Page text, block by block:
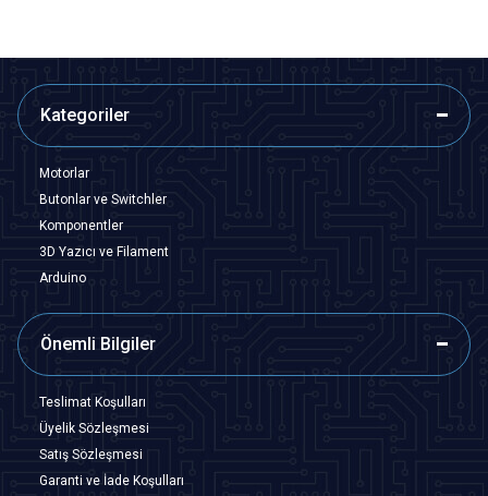
Kategoriler
Motorlar
Butonlar ve Switchler
Komponentler
3D Yazıcı ve Filament
Arduino
Önemli Bilgiler
Teslimat Koşulları
Üyelik Sözleşmesi
Satış Sözleşmesi
Garanti ve İade Koşulları